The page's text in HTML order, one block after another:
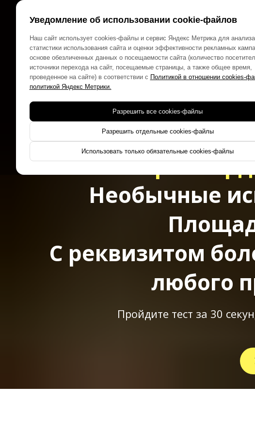
Уведомление об использовании cookie-файлов
Наш сайт использует cookies-файлы и сервис Яндекс Метрика для анализа
статистики использования сайта и оценки эффективности рекламных
основе обезличенных данных о посещаемости сайта (количество
источники перехода на сайт, посещаемые страницы, а также общее время,
проведенное на сайте) в соответствии с Политикой в отношении cookies-
политикой Яндекс Метрики.
Разрешить все cookies-файлы
Разрешить отдельные cookies-файлы
Использовать только обязательные cookies-файлы
в стиле
Форт
Необычные
С реквизитом
любого
Пройдите тест за 30